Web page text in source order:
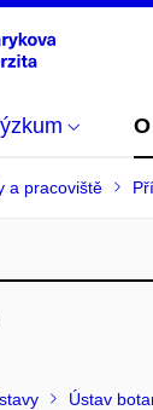
a pracoviště
Ústav